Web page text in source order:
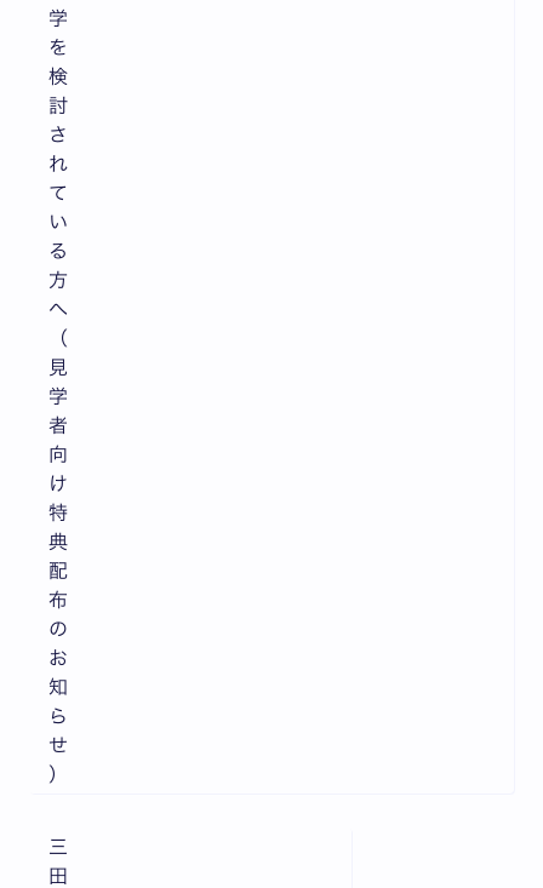
学
を
検
討
さ
れ
て
い
る
方
へ
（
見
学
者
向
け
特
典
配
布
の
お
知
ら
せ
）
三
田